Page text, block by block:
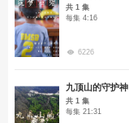
共 1 集
每集 4:16
6226
九顶山的守护神
共 1 集
每集 21:31